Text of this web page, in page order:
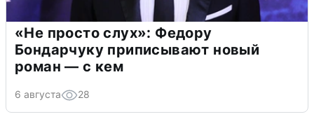
«Не просто слух»: Федору
Бондарчуку приписывают новый
роман — с кем
6 августа 28